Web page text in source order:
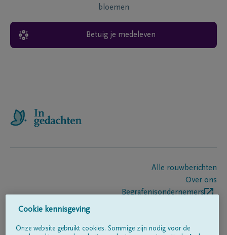
bloemen
Betuig je medeleven
Alle rouwberichten
Over ons
Begrafenisondernemers
Cookie kennisgeving
Onze website gebruikt cookies. Sommige zijn nodig voor de